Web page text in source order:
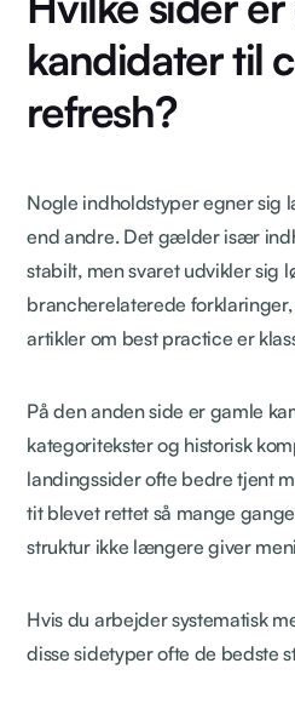
kandidater til
refresh?
Nogle indholdstyper egner sig
end andre. Det gælder især
stabilt, men svaret udvikler sig
brancherelaterede
artikler om best practice er
På den anden side er gamle
kategoritekster og historisk
landingssider ofte bedre tjent
tit blevet rettet så mange
struktur ikke længere giver
Hvis du arbejder systematisk
disse sidetyper ofte de bedste